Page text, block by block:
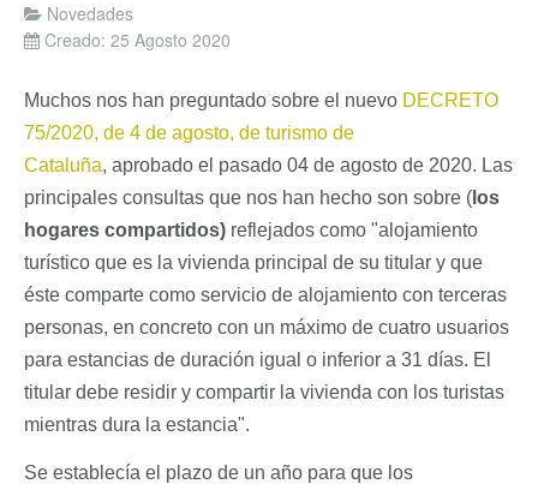
Novedades
Creado: 25 Agosto 2020
Muchos nos han preguntado sobre el nuevo DECRETO
75/2020, de 4 de agosto, de turismo de
Cataluña, aprobado el pasado 04 de agosto de 2020. Las
principales consultas que nos han hecho son sobre ( los
hogares compartidos) reflejados como "alojamiento
turístico que es la vivienda principal de su titular y que
éste comparte como servicio de alojamiento con terceras
personas, en concreto con un máximo de cuatro usuarios
para estancias de duración igual o inferior a 31 días. El
titular debe residir y compartir la vivienda con los turistas
mientras dura la estancia".
Se establecía el plazo de un año para que los